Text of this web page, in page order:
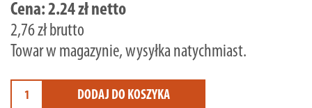
Cena:2.24 zł netto
2,76 zł brutto
Towar w magazynie, wysyłka natychmiast.
DODAJ DO KOSZYKA